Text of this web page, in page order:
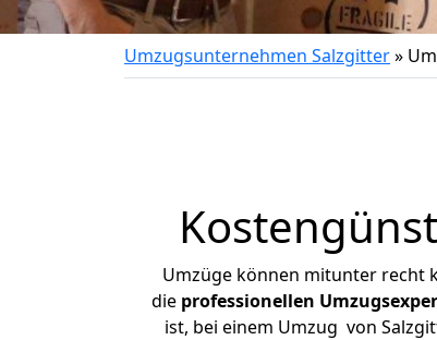
Umzugsunternehmen Salzgitter»
Umzüge können mitunter recht
die professionellen
ist, bei einem Umzug von